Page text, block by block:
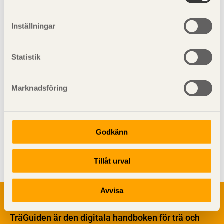
Inställningar
Statistik
Marknadsföring
Godkänn
Tillåt urval
Avvisa
a) Ledade pelare,
Materialet trä
TräGuiden är den digitala handboken för trä och